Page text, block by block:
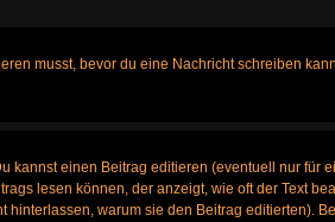
musst, bevor du eine Nachricht schreiben
einen Beitrag editieren (eventuell nur für
lesen können, der anzeigt, wie oft der Text
warum sie den Beitrag editierten).